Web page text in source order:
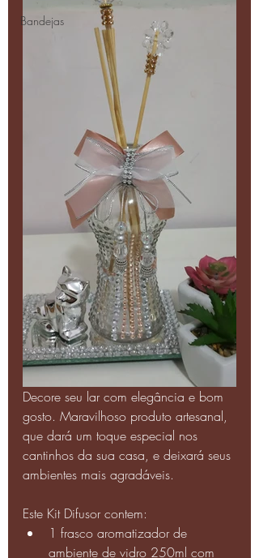
Bandejas
Decore seu lar com elegância e bom
gosto. Maravilhoso produto artesanal,
que dará um toque especial nos
cantinhos da sua casa, e deixará seus
ambientes mais agradáveis.
Este Kit Difusor contem:
1 frasco aromatizador de
ambiente de vidro 250ml com